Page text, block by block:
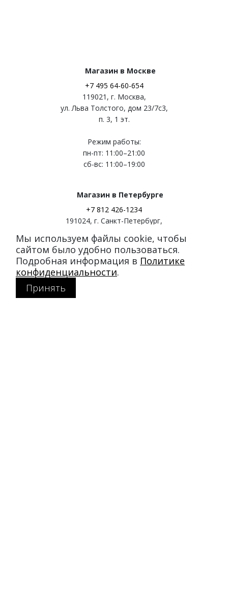
Магазин в Москве
+7 495 64-60-654
119021 , г. Москва,
ул. Льва Толстого, дом 23/7c3,
п. 3, 1 эт.
Режим работы:
пн-пт: 11:00–21:00
сб-вс: 11:00–19:00
Магазин в Петербурге
+7 812 426-1234
191024, г. Санкт-Петербург,
ул. Миргородская, д. 20
вход с ул. Кременчугская
Режим работы:
пн-пт: 11:00–21:00
Мы используем файлы cookie, чтобы
сайтом было удобно пользоваться.
Подробная информация в Политике
конфиденциальности.
Принять